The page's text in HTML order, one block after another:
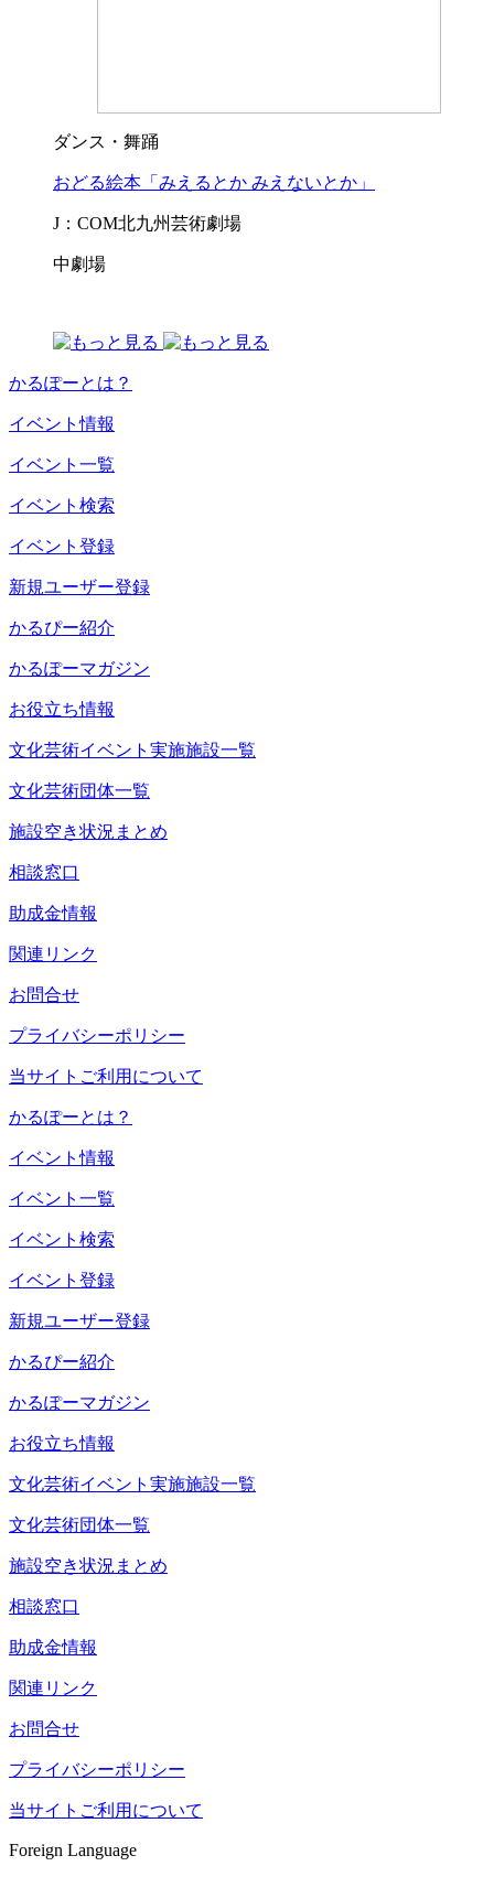
ダンス・舞踊
おどる絵本「みえるとか みえないとか」
J：COM北九州芸術劇場
中劇場
かるぽーとは？
イベント情報
イベント一覧
イベント検索
イベント登録
新規ユーザー登録
かるぴー紹介
かるぽーマガジン
お役立ち情報
文化芸術イベント実施施設一覧
文化芸術団体一覧
施設空き状況まとめ
相談窓口
助成金情報
関連リンク
お問合せ
プライバシーポリシー
当サイトご利用について
かるぽーとは？
イベント情報
イベント一覧
イベント検索
イベント登録
新規ユーザー登録
かるぴー紹介
かるぽーマガジン
お役立ち情報
文化芸術イベント実施施設一覧
文化芸術団体一覧
施設空き状況まとめ
相談窓口
助成金情報
関連リンク
お問合せ
プライバシーポリシー
当サイトご利用について
Foreign Language